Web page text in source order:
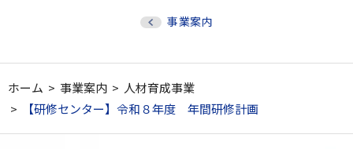
事業案内
ホーム > 事業案内 > 人材育成事業
>
【研修センター】令和８年度 年間研修計画